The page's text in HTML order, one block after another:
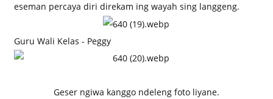
eseman percaya diri direkam ing wayah sing langgeng.
Guru Wali Kelas - Peggy
Geser ngiwa kanggo ndeleng foto liyane.